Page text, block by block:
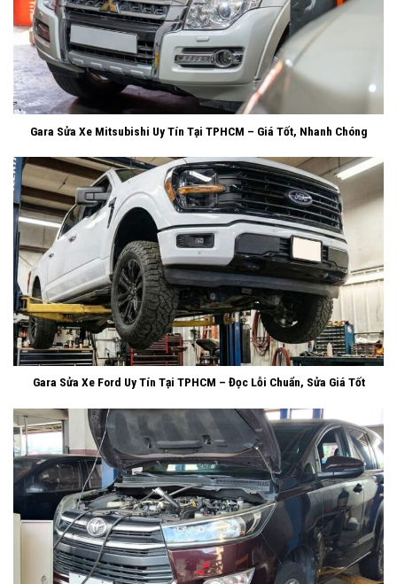
Gara Sửa Xe Mitsubishi Uy Tín Tại TPHCM – Giá Tốt, Nhanh Chóng
Gara Sửa Xe Ford Uy Tín Tại TPHCM – Đọc Lỗi Chuẩn, Sửa Giá Tốt